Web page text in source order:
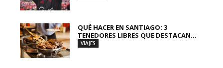
QUÉ HACER EN SANTIAGO: 3
TENEDORES LIBRES QUE DESTACAN...
VIAJES